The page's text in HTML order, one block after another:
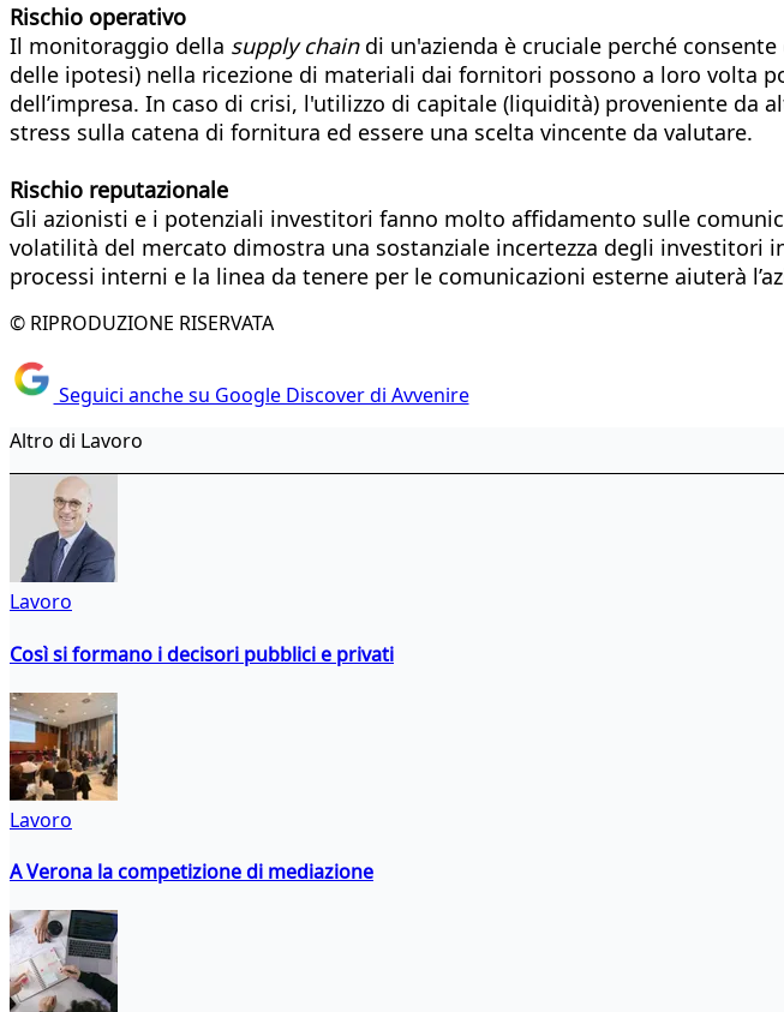
Rischio operativo
Il monitoraggio della supply chain di un'azienda è cruciale perché
delle ipotesi) nella ricezione di materiali dai fornitori possono a loro volta
dell’impresa. In caso di crisi, l'utilizzo di capitale (liquidità) proveniente
stress sulla catena di fornitura ed essere una scelta vincente da valutare.
Rischio reputazionale
Gli azionisti e i potenziali investitori fanno molto affidamento sulle
volatilità del mercato dimostra una sostanziale incertezza degli investitori
processi interni e la linea da tenere per le comunicazioni esterne aiuterà
© RIPRODUZIONE RISERVATA
Seguici anche su Google Discover di Avvenire
Altro di Lavoro
Lavoro
Così si formano i decisori pubblici e privati
Lavoro
A Verona la competizione di mediazione